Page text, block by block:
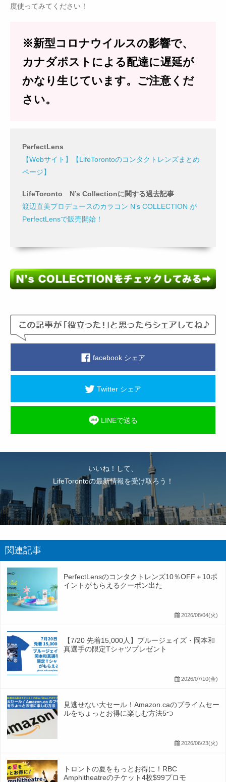
度使ってみてください！
※新型コロナウイルスの影響で、
カナダポストによる配達に遅延が
かなり生じています。ご注意くだ
さい。
PerfectLens
【Webサイト】
【LifeTorontoのコンタクトレンズまとめ
ページ】
LifeToronto N’s Collectionに関する過去記事
渡辺直美プロデュースのカラコン N’s COLLECTION が
PerfectLensで販売開始！
facebook シェア
Twitter シェア
LINEで送る
いいね！して、
LifeTorontoの最新情報を受け取ろう！
関連記事
PerfectLensのコンタクトレンズ10％OFF＋10ポ
イントがもらえるクーポン出た
2026/08/04(火)
【7/20 先着15,000人】ブルージェイズ・岡本和
真選手の限定Tシャツプレゼント
2026/07/10(金)
見逃せない大セール！Amazon.caのプライムセー
ルをちょっとお得に楽しむ方法5つ
2026/06/23(火)
トロントの夏をもっとお得に！RBC
Amphitheatreのチケット4枚$99プロモ